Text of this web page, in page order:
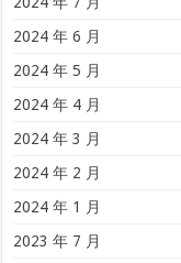
2024 年 6 月
2024 年 5 月
2024 年 4 月
2024 年 3 月
2024 年 2 月
2024 年 1 月
2023 年 7 月